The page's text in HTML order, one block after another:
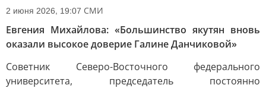
2 июня 2026, 19:07 СМИ
Евгения Михайлова: «Большинство якутян вновь
оказали высокое доверие Галине Данчиковой»
Советник Северо-Восточного федерального
университета, председатель постоянно